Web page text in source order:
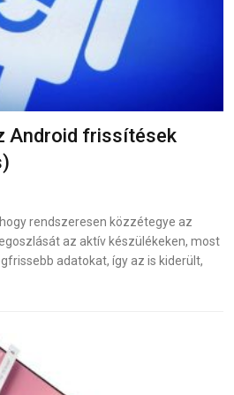
Android frissítések
rendszeresen közzétegye az
az aktív készülékeken, most
adatokat, így az is kiderült,